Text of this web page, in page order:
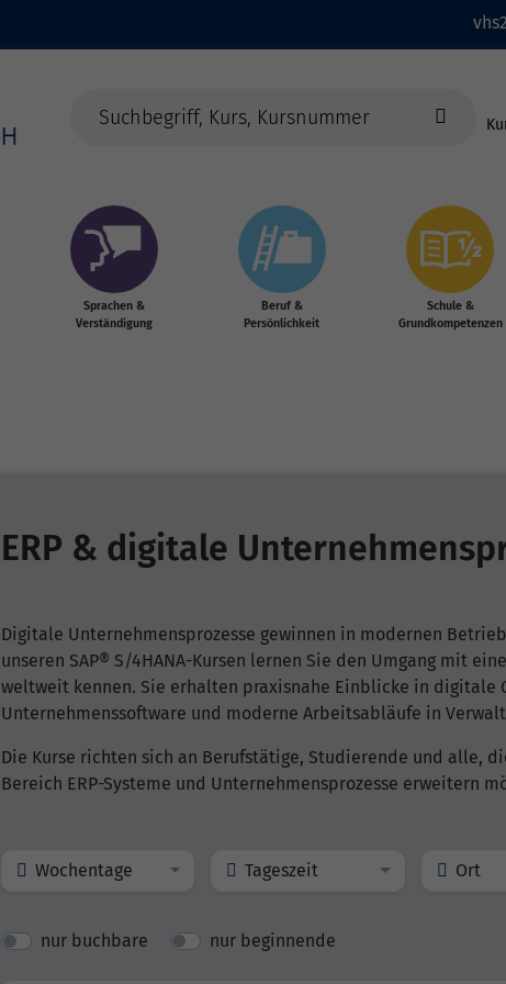
Sprachen &
Verständigung
Beruf &
Persönlichkeit
Schule &
Grundkompetenzen
ERP & digitale
Digitale Unternehmensprozesse gewinnen in modernen
unseren SAP® S/4HANA-Kursen lernen Sie den Umgang mit
weltweit kennen. Sie erhalten praxisnahe Einblicke in digitale
Unternehmenssoftware und moderne Arbeitsabläufe in
Die Kurse richten sich an Berufstätige, Studierende und alle,
Bereich ERP-Systeme und Unternehmensprozesse erweitern
Wochentage Tageszeit Ort
nur buchbare nur beginnende